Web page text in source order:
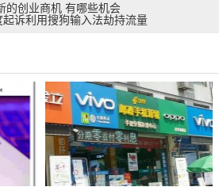
的创业商机 有哪些机会
诉利用搜狗输入法劫持流量